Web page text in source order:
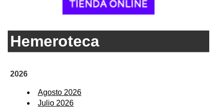
Hemeroteca
2026
Agosto 2026
Julio 2026